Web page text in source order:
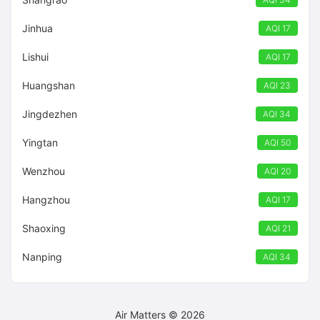
Jinhua AQI 17
Lishui AQI 17
Huangshan AQI 23
Jingdezhen AQI 34
Yingtan AQI 50
Wenzhou AQI 20
Hangzhou AQI 17
Shaoxing AQI 21
Nanping AQI 34
Air Matters © 2026